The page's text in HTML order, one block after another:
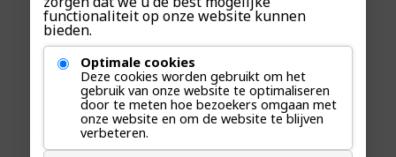
simone@
functionaliteit op onze website kunnen
bieden.
Optimale cookies
Deze cookies worden gebruikt om het
gebruik van onze website te optimaliseren
door te meten hoe bezoekers omgaan met
onze website en om de website te blijven
verbeteren.